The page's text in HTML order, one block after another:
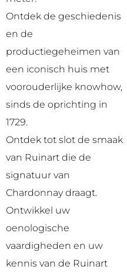
Ontdek de geschiedenis
en de
productiegeheimen van
een iconisch huis met
voorouderlijke knowhow,
sinds de oprichting in
1729.
Ontdek tot slot de smaak
van Ruinart die de
signatuur van
Chardonnay draagt.
Ontwikkel uw
oenologische
vaardigheden en uw
kennis van de Ruinart